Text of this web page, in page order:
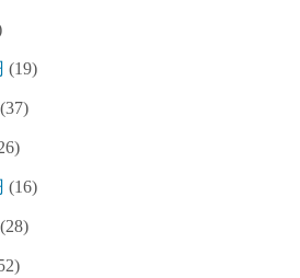
(19)
(37)
(16)
(28)